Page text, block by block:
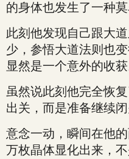
的身体也发生了一种莫
此刻他发现自己跟大
少，参悟大道法则也
显然是一个意外的收获
虽然说此刻他完全恢
出关，而是准备继续闭
意念一动，瞬间在他
万枚晶体显化出来，